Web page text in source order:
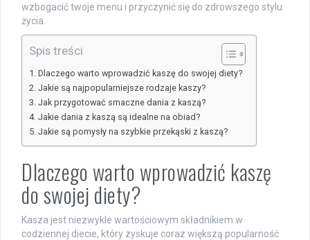
wzbogacić twoje menu i przyczynić się do zdrowszego stylu
życia.
Spis treści
Dlaczego warto wprowadzić kaszę do swojej diety?
Jakie są najpopularniejsze rodzaje kaszy?
Jak przygotować smaczne dania z kaszą?
Jakie dania z kaszą są idealne na obiad?
Jakie są pomysły na szybkie przekąski z kaszą?
Dlaczego warto wprowadzić kaszę
do swojej diety?
Kasza jest niezwykle wartościowym składnikiem w
codziennej diecie, który zyskuje coraz większą popularność